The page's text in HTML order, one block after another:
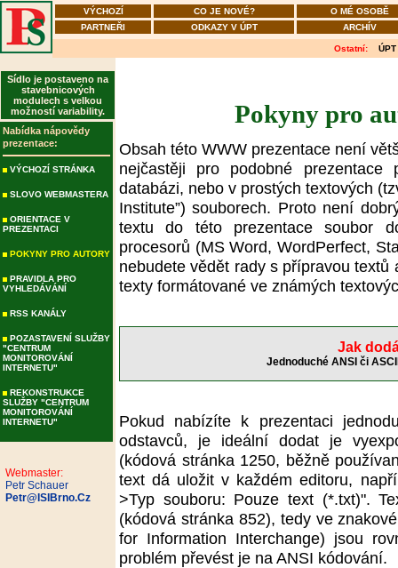
VÝCHOZÍ CO JE NOVÉ?
O MÉ OSOBĚ
PARTNEŘI
ODKAZY V ÚPT ARCHÍV
Ostatní: ÚPT
Sídlo je postaveno na
stavebnicových
modulech s velkou
možností variability.
Nabídka nápovědy
prezentace:
VÝCHOZÍ STRÁNKA
SLOVO WEBMASTERA
ORIENTACE V
PREZENTACI
POKYNY PRO AUTORY
PRAVIDLA PRO
VYHLEDÁVÁNÍ
RSS KANÁLY
POZASTAVENÍ SLUŽBY
"CENTRUM
MONITOROVÁNÍ
INTERNETU"
REKONSTRUKCE
SLUŽBY "CENTRUM
MONITOROVÁNÍ
INTERNETU"
Webmaster:
Petr Schauer
Petr@ISIBrno.Cz
Pokyny pro
Obsah této WWW prezentace není
nejčastěji pro podobné
databázi, nebo v prostých textových
Institute”) souborech. Proto není
textu do této prezentace soubor
procesorů (MS Word, WordPerfect,
nebudete vědět rady s přípravou
texty formátované ve známých
Jak
Jednoduché ANSI či
Pokud nabízíte k prezentaci
odstavců, je ideální dodat je
(kódová stránka 1250, běžně
text dá uložit v každém editoru,
>Typ souboru: Pouze text (*.txt)".
(kódová stránka 852), tedy ve
for Information Interchange) jsou
problém převést je na ANSI kódování.